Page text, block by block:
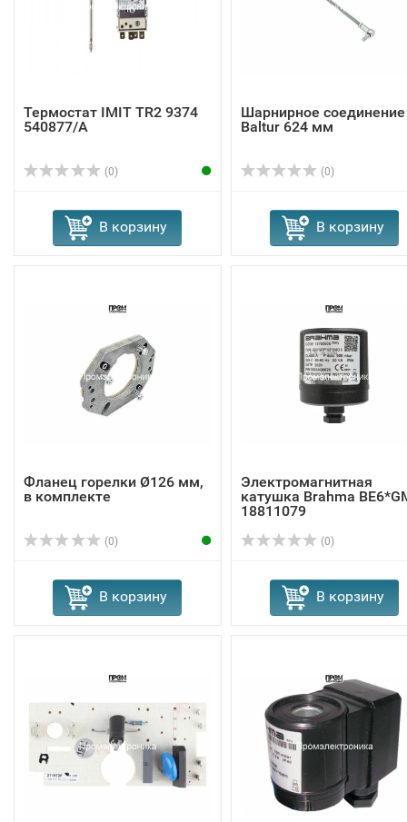
Термостат IMIT TR2 9374
540877/A
(0)
В корзину
Шарнирное соединение
Baltur 624 мм
(0)
В корзину
Фланец горелки Ø126 мм,
в комплекте
(0)
В корзину
Электромагнитная
катушка Brahma
18811079
(0)
В корзину